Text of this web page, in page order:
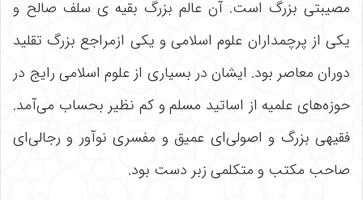
مصیبتی بزرگ است. آن عالم بزرگ بقیه ی سلف صالح و
یکی از پرچمداران علوم اسلامی و یکی ازمراجع بزرگ تقلید
دوران معاصر بود. ایشان در بسیاری از علوم اسلامی رایج در
حوزه‌های علمیه از اساتید مسلم و کم نظیر بحساب می‌آمد.
فقیهی بزرگ و اصولی‌ای عمیق و مفسری نوآور و رجالی‌ای
صاحب مکتب و متکلمی زبر دست بود.